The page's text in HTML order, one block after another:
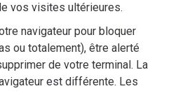
vos visites ultérieures.
navigateur pour bloquer
ou totalement), être alerté
de votre terminal. La
est différente. Les